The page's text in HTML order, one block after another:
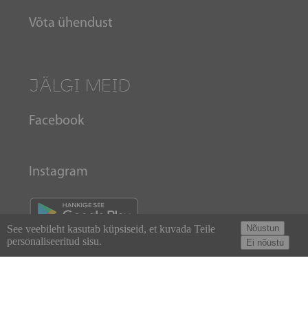
See veebileht kasutab küpsiseid, et kuvada Teile
personaliseeritud sisu.
Nõustun
Ei nõustu
Võta ühendust
JÄLGI MEID
Facebook
Instagram